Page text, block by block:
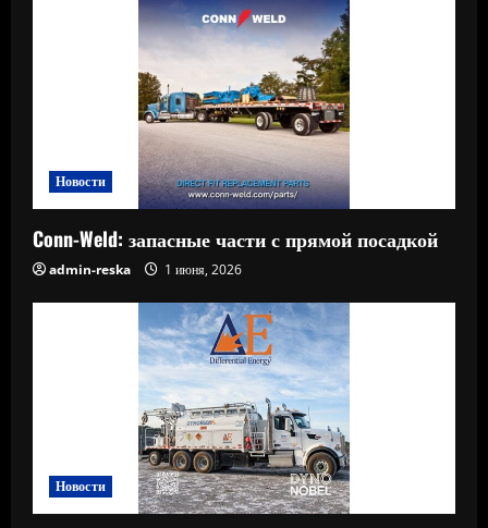
Новости
Conn-Weld: запасные части с прямой посадкой
admin-reska 1 июня, 2026
Новости